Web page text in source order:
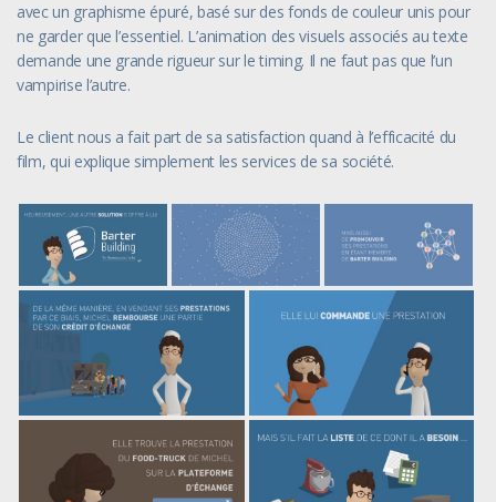
avec un graphisme épuré, basé sur des fonds de couleur unis pour
ne garder que l’essentiel. L’animation des visuels associés au texte
demande une grande rigueur sur le timing. Il ne faut pas que l’un
vampirise l’autre.
Le client nous a fait part de sa satisfaction quand à l’efficacité du
film, qui explique simplement les services de sa société.